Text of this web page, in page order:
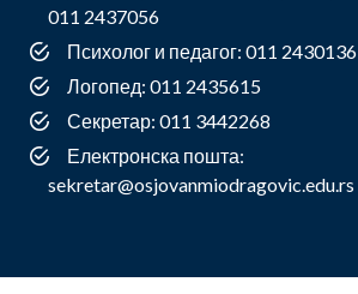
011 2437056
Психолог и педагог: 011 2430136
Логопед: 011 2435615
Секретар: 011 3442268
Електронска пошта:
sekretar@osjovanmiodragovic.edu.rs